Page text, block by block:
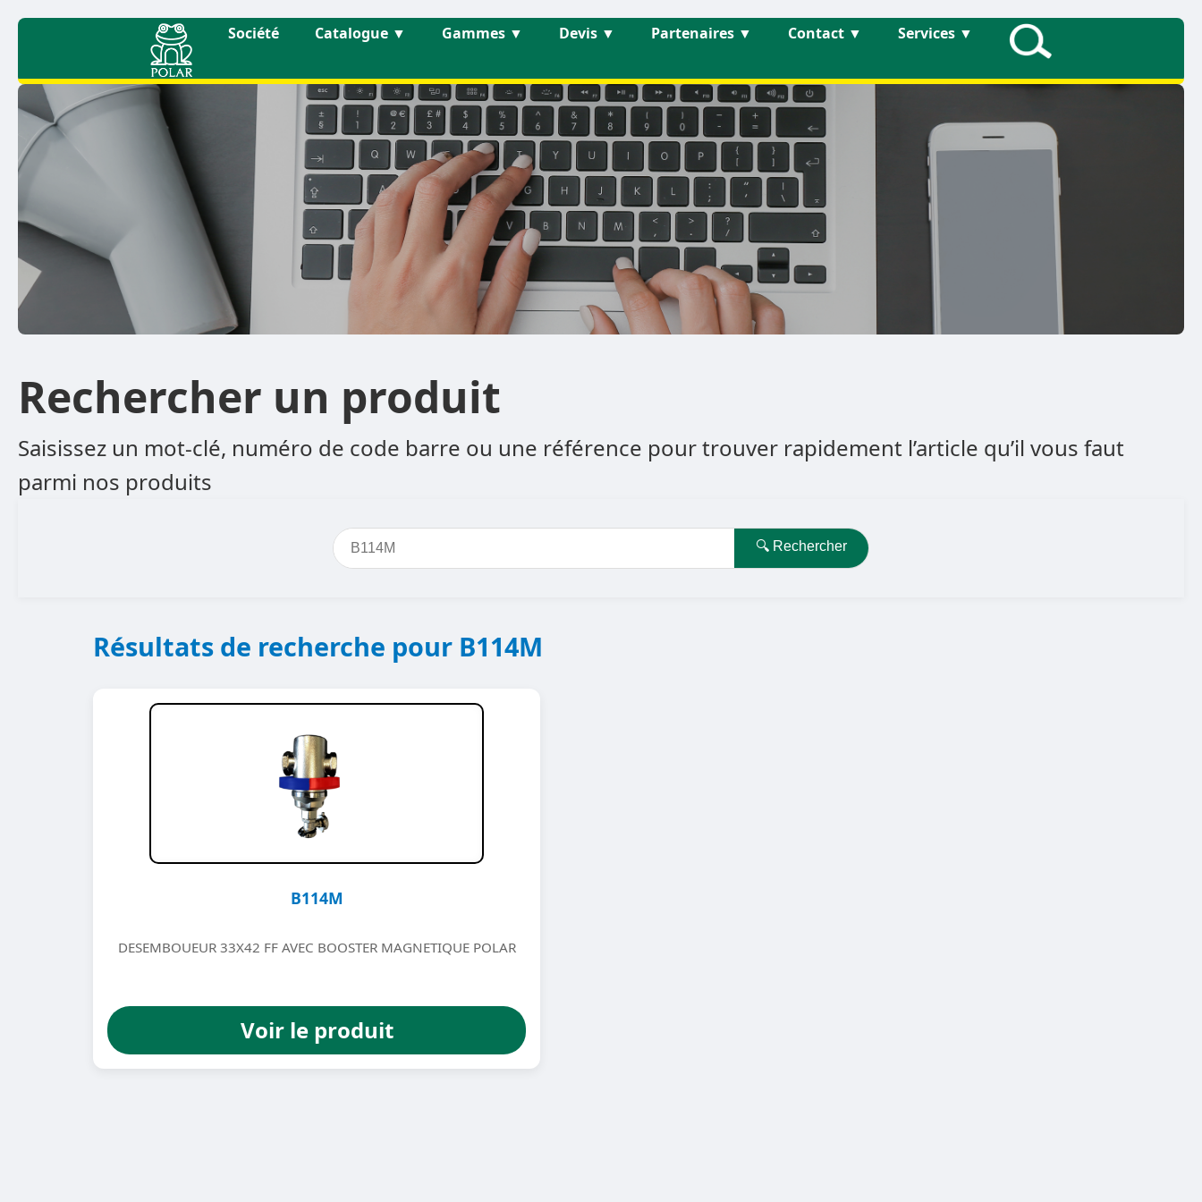
Société Catalogue ▼ Gammes ▼ Devis ▼ Partenaires ▼ Contact ▼ Services ▼
Rechercher un produit
Saisissez un mot-clé, numéro de code barre ou une référence pour trouver rapidement l’article qu’il vous faut
parmi nos produits
🔍 Rechercher
Résultats de recherche pour B114M
B114M
DESEMBOUEUR 33X42 FF AVEC BOOSTER MAGNETIQUE POLAR
Voir le produit